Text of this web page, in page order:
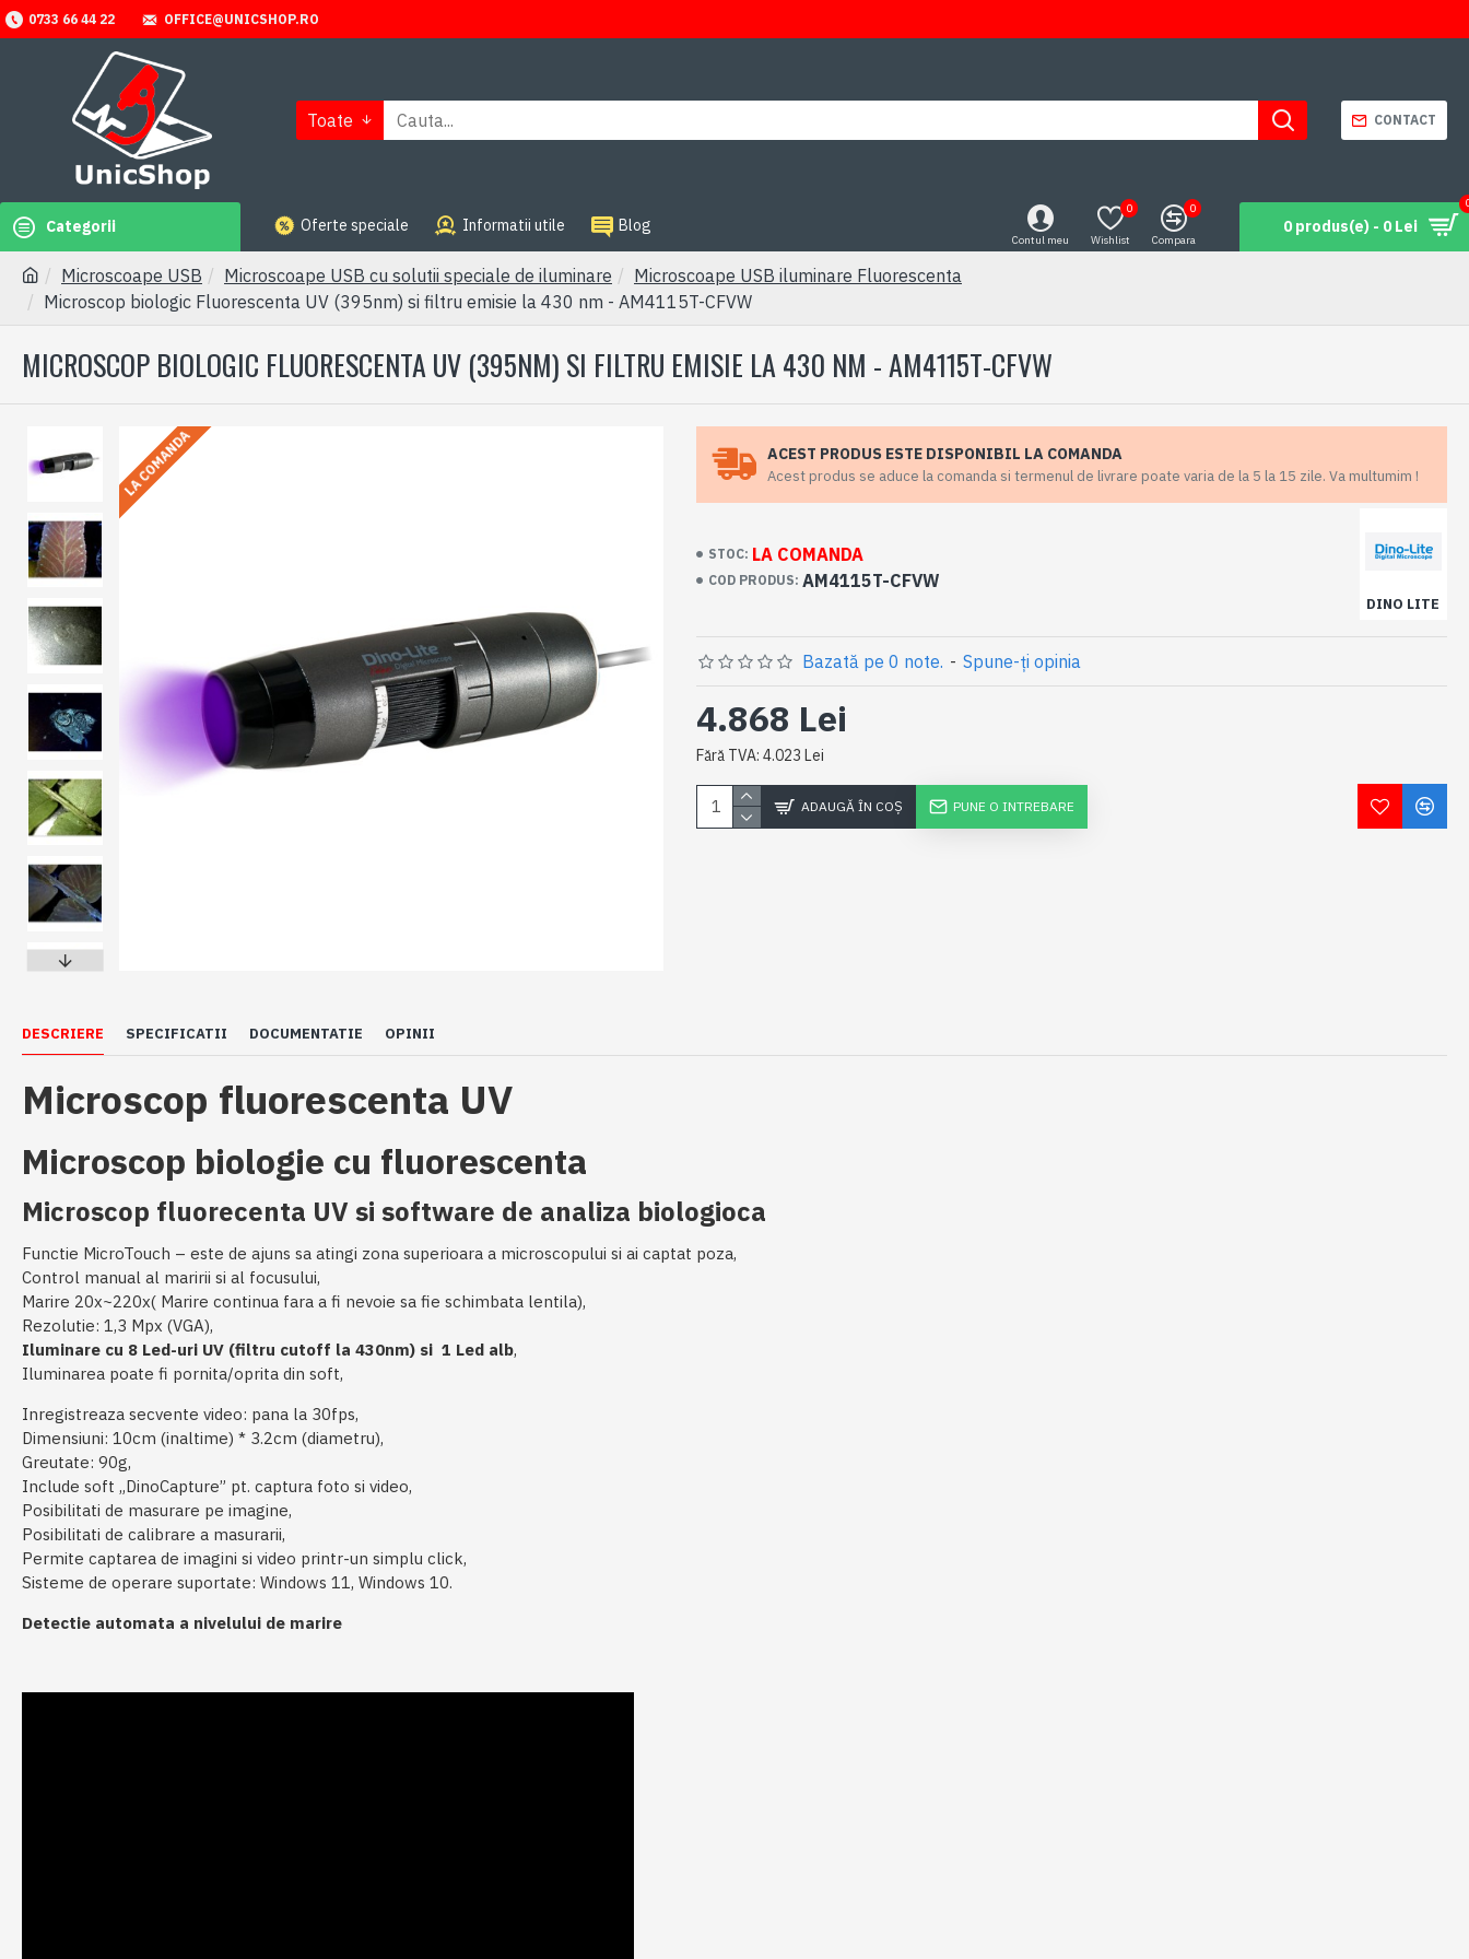
0733 66 44 22 OFFICE@UNICSHOP.RO
Toate CONTACT
Categorii Oferte speciale Informatii utile Blog
Contul meu Wishlist
0
Compara
0
0 produs(e) - 0 Lei
Microscoape USB Microscoape USB cu solutii speciale de iluminare
Microscoape USB iluminare Fluorescenta
Microscop biologic Fluorescenta UV (395nm) si filtru emisie la 430 nm - AM4115T-CFVW
MICROSCOP BIOLOGIC FLUORESCENTA UV (395NM) SI FILTRU EMISIE LA 430 NM - AM4115T-CFVW
LA COMANDA ACEST PRODUS ESTE DISPONIBIL LA COMANDA
Acest produs se aduce la comanda si termenul de livrare poate varia de la 5 la 15 zile. Va multumim !
STOC: LA COMANDA
COD PRODUS: AM4115T-CFVW
DINO LITE
Bazată pe 0 note. - Spune-ţi opinia
4.868 Lei
Fără TVA: 4.023 Lei
ADAUGĂ ÎN COŞ PUNE O INTREBARE
DESCRIERE SPECIFICATII DOCUMENTATIE OPINII
Microscop fluorescenta UV
Microscop biologie cu fluorescenta
Microscop fluorecenta UV si software de analiza biologioca
Functie MicroTouch – este de ajuns sa atingi zona superioara a microscopului si ai captat poza,
Control manual al maririi si al focusului,
Marire 20x~220x( Marire continua fara a fi nevoie sa fie schimbata lentila),
Rezolutie: 1,3 Mpx (VGA),
Iluminare cu 8 Led-uri UV (filtru cutoff la 430nm) si 1 Led alb,
Iluminarea poate fi pornita/oprita din soft,
Inregistreaza secvente video: pana la 30fps,
Dimensiuni: 10cm (inaltime) * 3.2cm (diametru),
Greutate: 90g,
Include soft „DinoCapture” pt. captura foto si video,
Posibilitati de masurare pe imagine,
Posibilitati de calibrare a masurarii,
Permite captarea de imagini si video printr-un simplu click,
Sisteme de operare suportate: Windows 11, Windows 10.
Detectie automata a nivelului de marire